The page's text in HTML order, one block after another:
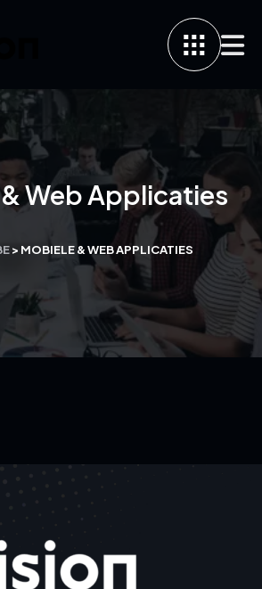
Web Applicaties
> MOBIELE & WEB APPLICATIES